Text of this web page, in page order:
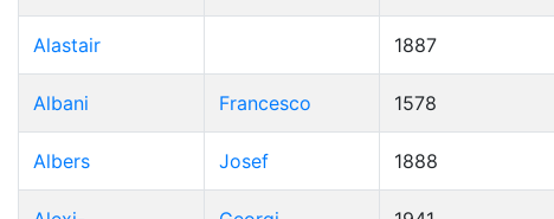
Alastair 1887
Albani Francesco 1578
Albers Josef 1888